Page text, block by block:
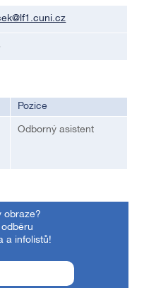
Pozice
Odborný asistent
obraze?
a infolistů!